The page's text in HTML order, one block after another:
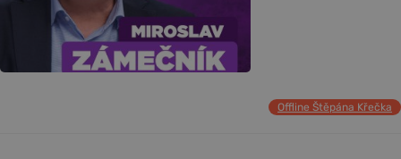
Offline Štěpána Křečka